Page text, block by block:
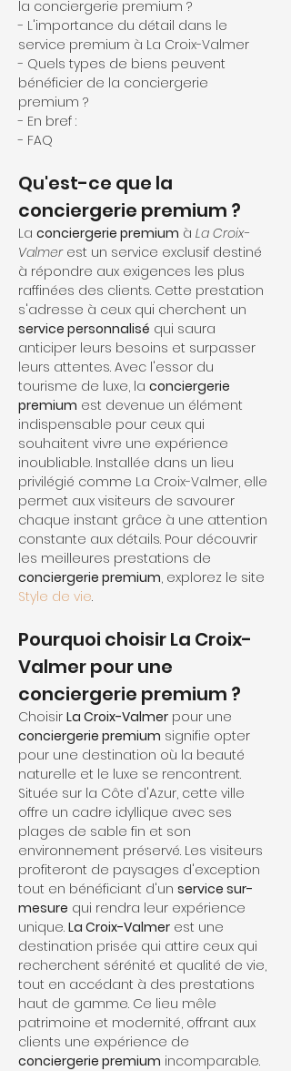
la conciergerie premium ?
- L'importance du détail dans le
service premium à La Croix-Valmer
- Quels types de biens peuvent
bénéficier de la conciergerie
premium ?
- En bref :
- FAQ
Qu'est-ce que la
conciergerie premium ?
La conciergerie premium à La Croix-
Valmer est un service exclusif destiné
à répondre aux exigences les plus
raffinées des clients. Cette prestation
s'adresse à ceux qui cherchent un
service personnalisé qui saura
anticiper leurs besoins et surpasser
leurs attentes. Avec l'essor du
tourisme de luxe, la conciergerie
premium est devenue un élément
indispensable pour ceux qui
souhaitent vivre une expérience
inoubliable. Installée dans un lieu
privilégié comme La Croix-Valmer, elle
permet aux visiteurs de savourer
chaque instant grâce à une attention
constante aux détails. Pour découvrir
les meilleures prestations de
conciergerie premium, explorez le site
Style de vie.
Pourquoi choisir La Croix-
Valmer pour une
conciergerie premium ?
Choisir La Croix-Valmer pour une
conciergerie premium signifie opter
pour une destination où la beauté
naturelle et le luxe se rencontrent.
Située sur la Côte d'Azur, cette ville
offre un cadre idyllique avec ses
plages de sable fin et son
environnement préservé. Les visiteurs
profiteront de paysages d'exception
tout en bénéficiant d'un service sur-
mesure qui rendra leur expérience
unique. La Croix-Valmer est une
destination prisée qui attire ceux qui
recherchent sérénité et qualité de vie,
tout en accédant à des prestations
haut de gamme. Ce lieu mêle
patrimoine et modernité, offrant aux
clients une expérience de
conciergerie premium incomparable.